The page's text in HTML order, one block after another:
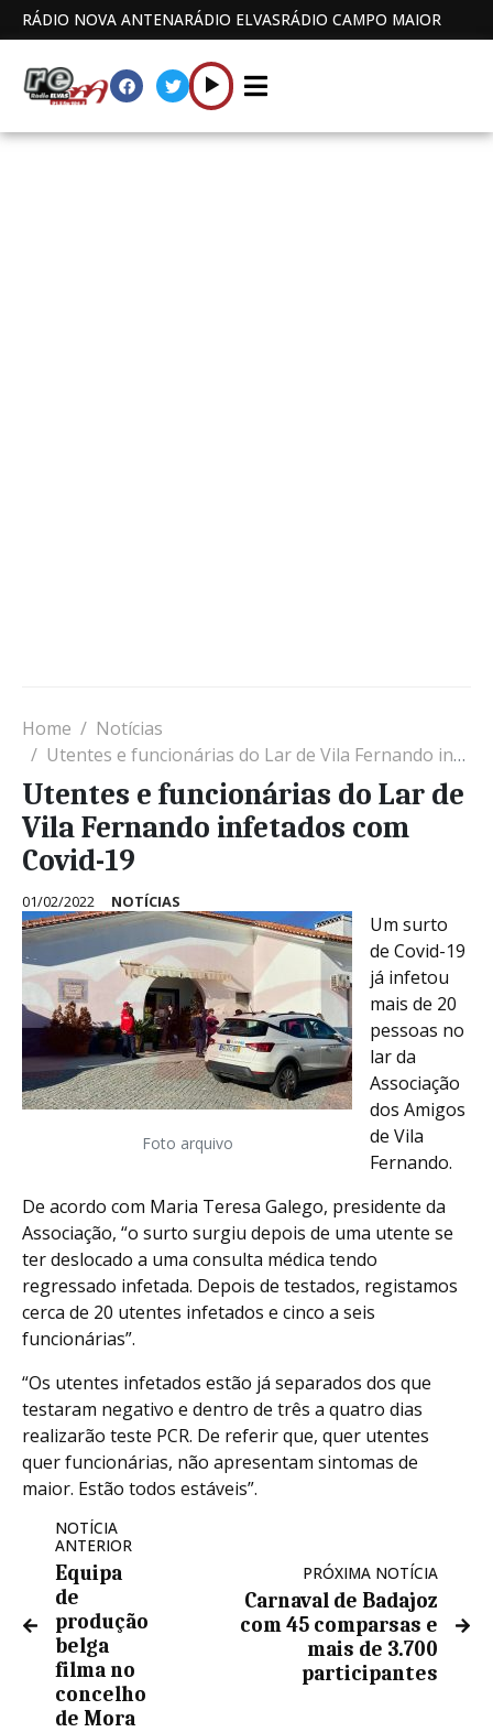
RÁDIO NOVA ANTENARÁDIO ELVASRÁDIO CAMPO MAIOR
Home
Notícias
Utentes e funcionárias do Lar de Vila Fernando infetados com Covid-19
Utentes e funcionárias do Lar de
Vila Fernando infetados com
Covid-19
01/02/2022 NOTÍCIAS
Foto arquivo
Um surto
de Covid-19
já infetou
mais de 20
pessoas no
lar da
Associação
dos Amigos
de Vila
Fernando.
De acordo com Maria Teresa Galego, presidente da
Associação, “o surto surgiu depois de uma utente se
ter deslocado a uma consulta médica tendo
regressado infetada. Depois de testados, registamos
cerca de 20 utentes infetados e cinco a seis
funcionárias”.
“Os utentes infetados estão já separados dos que
testaram negativo e dentro de três a quatro dias
realizarão teste PCR. De referir que, quer utentes
quer funcionárias, não apresentam sintomas de
maior. Estão todos estáveis”.
NOTÍCIA
ANTERIOR
Equipa
de
produção
belga
filma no
concelho
de Mora
PRÓXIMA NOTÍCIA
Carnaval de Badajoz
com 45 comparsas e
mais de 3.700
participantes